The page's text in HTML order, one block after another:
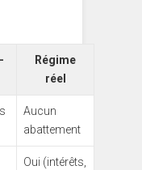
Régime
réel
Aucun
abattement
Oui (intérêts,